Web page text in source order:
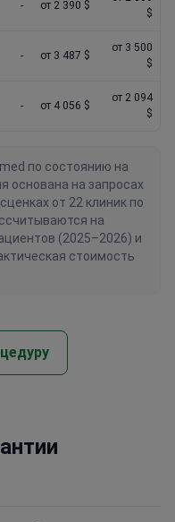
- от 2 390 $
$
- от 3 487 $
от 3 500
$
- от 4 056 $
от 2 094
$
по состоянию на
основана на запросах
от 22 клиник по
на
(2025–2026) и
стоимость